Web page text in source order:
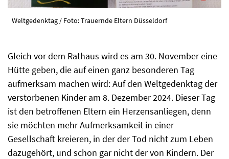
Weltgedenktag / Foto: Trauernde Eltern Düsseldorf
Gleich vor dem Rathaus wird es am 30. November eine
Hütte geben, die auf einen ganz besonderen Tag
aufmerksam machen wird: Auf den Weltgedenktag der
verstorbenen Kinder am 8. Dezember 2024. Dieser Tag
ist den betroffenen Eltern ein Herzensanliegen, denn
sie möchten mehr Aufmerksamkeit in einer
Gesellschaft kreieren, in der der Tod nicht zum Leben
dazugehört, und schon gar nicht der von Kindern. Der